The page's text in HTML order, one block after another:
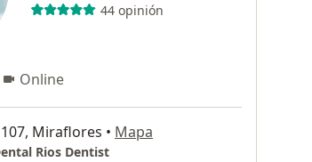
44 opinión
Online
Miraflores • Mapa
Rios Dentist